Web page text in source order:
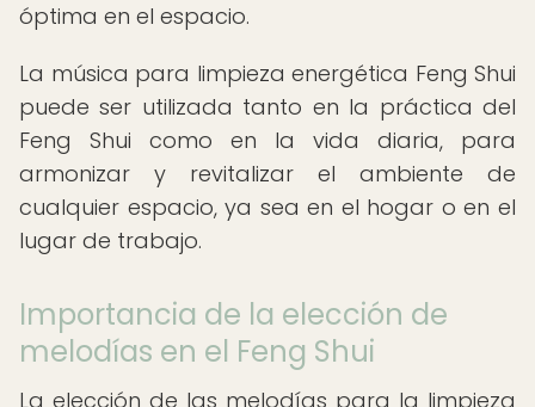
óptima en el espacio.
La música para limpieza energética Feng Shui
puede ser utilizada tanto en la práctica del
Feng Shui como en la vida diaria, para
armonizar y revitalizar el ambiente de
cualquier espacio, ya sea en el hogar o en el
lugar de trabajo.
Importancia de la elección de
melodías en el Feng Shui
La elección de las melodías para la limpieza